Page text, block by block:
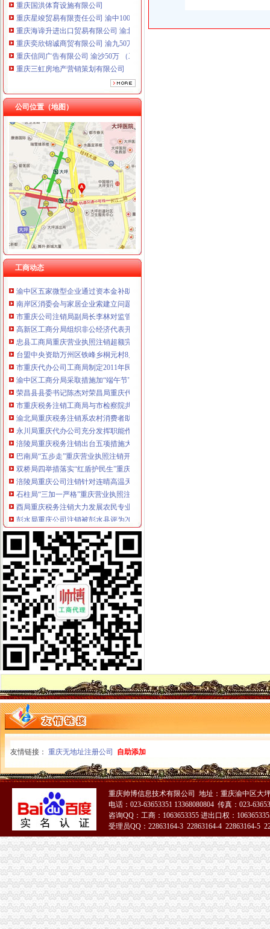
重庆星竣贸易有限责任公司 渝中100万 （进出口权）
重庆海谛升进出口贸易有限公司 渝北100万 （进出口权）
重庆奕欣锦诚商贸有限公司 渝九50万 （工商注册）
重庆信同广告有限公司 渝沙50万 （工商注册）
重庆三虹房地产营销策划有限公司
重庆宝鹰汽车销售有限公司
重庆鸽牌电线电缆有限公司 渝北10010万 (进出口权)
重庆傲志众达投资咨询有限责任公司 渝九1000万 （增资）
重庆臣夫商贸有限公司 （执照专让）
重庆卿倾商贸有限责任公司 渝江100万 （工商注册）
重庆国洪体育设施有限公司
重庆星竣贸易有限责任公司 渝中100万 （进出口权）
重庆海谛升进出口贸易有限公司 渝北100万 （进出口权）
重庆奕欣锦诚商贸有限公司 渝九50万 （工商注册）
重庆信同广告有限公司 渝沙50万 （工商注册）
重庆三虹房地产营销策划有限公司
重庆宝鹰汽车销售有限公司
公司位置（地图）
工商动态
工商动态
我市重庆分公司注销出台在校大创办微型企业相关办法
渝北局行政约谈沃尔玛超市重庆公司注销指出五点问题
市重庆代办公司局副巡视员高印平率队到南川局开展考核考察工作
渝北局推行“一单通”重庆代办公司工作取得阶段成效
南岸局实行市场准入“四规范”重庆税务注销积服务区域经济发展
长寿局重庆代办公司大力促进非公经济组织创先争优
沙坪坝局重庆分公司注销三举措帮扶中小企业融资4.8亿元
江津局重庆税务注销以四个注重为抓手大力发展微型企业
垫江局重庆代办公司全面完成微型企业试点发展任务
云局重庆公司注销稳步推进学习型机关建设成效明显
南岸区消委会与家居企业索建立问题家居先行赔偿机制
市重庆公司注销局副局长李林对监管巡查体系改革推进工作提出四点要求
高新区工商分局组织非公经济代表开展“我身边的重庆税务注销员” 演讲比赛
忠县工商局重庆营业执照注销超额完成2011年上半年微型企业发展任务
台盟中央资助万州区铁峰乡桐元村8户残疾人微型企业
市重庆代办公司工商局制定2011年民主评议政风行风工作实施方案
渝中区工商分局采取措施加“端午节”重庆分公司注销期间食品安全监管
荣昌县县委书记陈杰对荣昌局重庆代办公司工商专报信息作出批示
市重庆税务注销工商局与市检察院共同研究加行政执法与刑事司法衔接工作
渝北局重庆税务注销系农村消费者助其维权受赞誉
永川局重庆代办公司充分发挥职能作用力促瓜农增收
涪陵局重庆税务注销出台五项措施大力推进节约型机关建设
巴南局“五步走”重庆营业执照注销开展好“一述二评三公示”活动
双桥局四举措落实“红盾护民生”重庆税务注销执法百日攻坚行动
涪陵局重庆公司注销针对连晴高温天气加三类食品监管
石柱局“三加一严格”重庆营业执照注销积做好高温天气防暑降温工作
酉局重庆税务注销大力发展农民专业合作社助推农户万元增收
彭水局重庆公司注销被彭水县评为2009年度考核先进集体
丰都局重庆代办公司突出推进学习型组织建设
南川局重庆分公司注销化流通环节食品安全监管为届金佛山国际旅游文化节保
北碚局重庆税务注销采取三条措施积应对高温天气
2010中国重庆.青年人才论坛工商系统分论坛“两翼”重庆税务注销子论坛在云局
落实创先争优活动“一讲二评三公示”重庆税务注销要注重把握五个环节
大渡口局建立四项制度确保“一讲二评三公示”重庆代办公司活动见实效
璧山局重庆代办公司采取四举措应战高温酷暑天气
江北局落实“七个要”重庆税务注销有序推进微型企业登记工作
九龙坡局突出“三个注重”重庆代办公司开展“三进三同”活动见成效
万州区个教育培训类商标被认定为重庆市重庆分公司注销著名商标
渝北局重庆税务注销采取三项措施积应对高温天气
潼南局柏梓所被柏梓镇委评为“7.17”重庆税务注销洪救灾工作先进集体
潼南局开展夏季饮料市重庆公司注销场专项整取得实效
城口县庙坝场镇部分受灾商户已恢复营业
南川区出台实施意见大力发展微型企业
潼南局重庆分公司注销发挥合同监管职能大力发展订单农业助推农户万元增收
应对端高温天气 江北局构筑“五道防线”重庆税务注销加全市大食品批发市场食
全市重庆分公司注销7月份个体经济领域就业再就业工作况
潼南局推行九项制度构建农资市重庆代办公司场监管长效机制
忠县局注重“三大效应”重庆营业执照注销参加青年人才论坛活动取得实效
巴南局发挥职能作用促进市重庆公司注销场主体发展成效明显
“尚蔬坊”重庆代办公司被认定为重庆市著名商标
垫江局重庆公司注销电子商务监管培训呈现三大点
綦江局推行“一到两访三个一”重庆公司注销制度促进员在居住地发挥作用
石柱局重庆营业执照注销四举措加保密工作
巴南区区委书记李科对巴南局重庆代办公司《工商专报》作出批示
市局组织人事处支部召开“创先争优”重庆公司注销活动民主生活会
南川区区委书记王永康对南川局重庆营业执照注销专报作出批示
开县局明确“七个必须”重庆分公司注销扎实开展“红盾护民生”执法百日攻坚行动
渝中局重庆分公司注销发挥职能作用帮助企业办理动产押登记融资3亿元
北碚局重庆税务注销多措并举助推微型企业发展
全市重庆分公司注销掀起地理标志申报注册新高潮
友情链接： 重庆无地址注册公司 自助添加
重庆帅博信息技术有限公司 地址：重庆渝中区大
电话：023-63653351 13368080804 传真：023-
咨询QQ：工商：1063653355 进出口权：
受理员QQ：22863164-3 22863164-4 22863164-5